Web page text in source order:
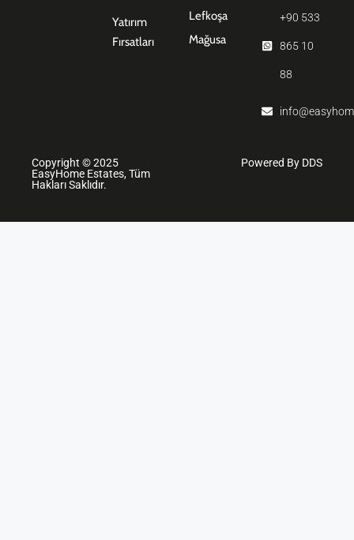
Yatırım
Fırsatları
Lefkoşa
Mağusa
+90 533
865 10
88
Copyright © 2025
EasyHome Estates, Tüm
Hakları Saklıdır.
Powered By DDS